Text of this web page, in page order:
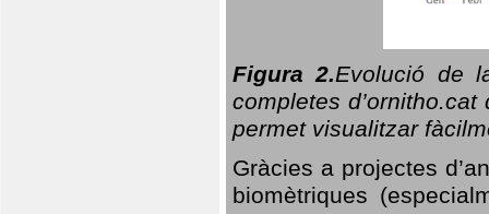
Figura 2.Evolució de
completes
permet visualitzar
Gràcies a projectes
biomètriques